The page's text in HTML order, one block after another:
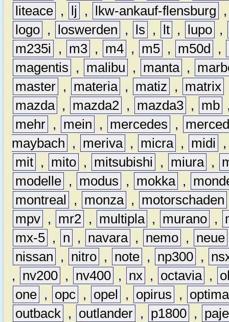
liteace , lj , lkw-ankauf-flensburg
logo , loswerden , ls , lt , lupo ,
m235i
, m3 , m4 , m5 , m50d ,
magentis
, malibu , manta ,
master , materia , matiz , matrix
mazda , mazda2 , mazda3 , mb
mehr , mein , mercedes ,
maybach
, meriva , micra , midi
mit , mito , mitsubishi , miura ,
modelle , modus , mokka ,
montreal
, monza , motorschaden
mpv , mr2 , multipla , murano ,
mx-5 , n , navara , nemo , neue
nissan
, nitro , note , np300 ,
,
nv200 , nv400 , nx , octavia ,
one , opc , opel , opirus ,
optima
outback , outlander , p1800 ,